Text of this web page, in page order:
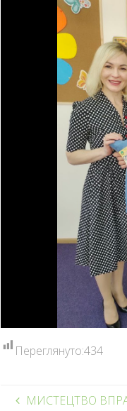
Переглянуто:434
МИСТЕЦТВО